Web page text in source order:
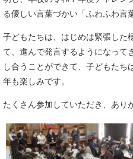
る優しい言葉づかい「ふわふわ言
子どもたちは、はじめは緊張した
て、進んで発言するようになって
し合うことができて、子どもたち
年も楽しみです。
たくさん参加していただき、あり